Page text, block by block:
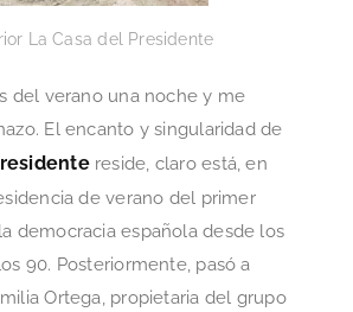
La Casa del Presidente
del verano una noche y me
El encanto y singularidad de
reside, claro está, en
de verano del primer
democracia española desde los
90. Posteriormente, pasó a
Ortega, propietaria del grupo